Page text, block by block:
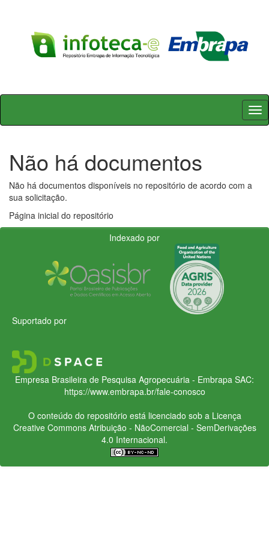
Skip
Não há documentos
Não há documentos disponíveis no repositório de acordo com a
sua solicitação.
Página inicial do repositório
Indexado por
Suportado por
Empresa Brasileira de Pesquisa Agropecuária - Embrapa SAC:
https://www.embrapa.br/fale-conosco
O conteúdo do repositório está licenciado sob a Licença
Creative CommonsAtribuição - NãoComercial - SemDerivações
4.0 Internacional.